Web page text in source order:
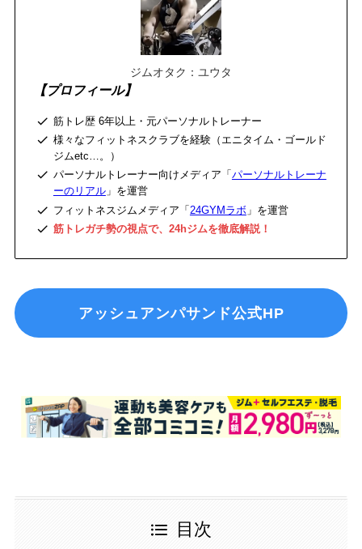
ジムオタク：ユウタ
【プロフィール】
筋トレ歴 6年以上・元パーソナルトレーナー
様々なフィットネスクラブを経験（エニタイム・ゴールド
ジムetc…。）
パーソナルトレーナー向けメディア「 パーソナルトレーナ
ーのリアル」を運営
フィットネスジムメディア「24GYMラボ 」を運営
筋トレガチ勢の視点で、24hジムを徹底解説！
アッシュアンパサンド公式HP
目次